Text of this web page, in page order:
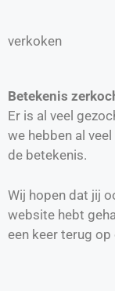
verkoken
Betekenis
Er is al veel
we hebben al
de betekenis.
Wij hopen dat jij
website hebt
een keer terug